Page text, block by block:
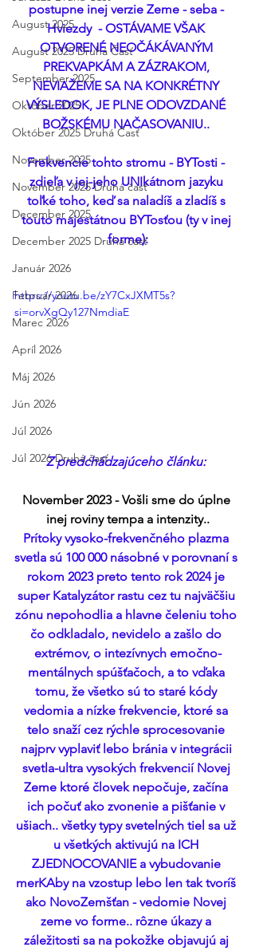
August 2025
August 2025 Druhá Časť
September 2025
Október 2025
Október 2025 Druhá Časť
November 2025
November 2025 Druhá časť
December 2025
December 2025 Druhá časť
Január 2026
Február 2026
Marec 2026
Apríl 2026
Máj 2026
Jún 2026
Júl 2026
Júl 2026 Druhá časť
postupne inej verzie Zeme - seba -
Hviezdy  - OSTÁVAME VŠAK
OTVORENÉ NEOČÁKÁVANÝM
PREKVAPKÁM A ZÁZRAKOM,
NEVIAŽEME SA NA KONKRÉTNY
VÝSLEDOK, JE PLNE ODOVZDANÉ
BOŽSKÉMU NAČASOVANIU..
Frekvencie tohto stromu - BYTosti -
zdieľa v jej-jeho UNIkátnom jazyku
toľké toho, keď sa naladíš a zladíš s
touto majestátnou BYTosťou (ty v inej
forme):
https://youtu.be/zY7CxJXMT5s?
si=orvXgQy127NmdiaE
Z predchádzajúceho článku:
November 2023 - Vošli sme do úplne
inej roviny tempa a intenzity..
Prítoky vysoko-frekvenčného plazma
svetla sú 100 000 násobné v porovnaní s
rokom 2023 preto tento rok 2024 je
super Katalyzátor rastu cez tu najväčšiu
zónu nepohodlia a hlavne čeleniu toho
čo odkladalo, nevidelo a zašlo do
extrémov, o intezívnych emočno-
mentálnych spúšťačoch, a to vďaka
tomu, že všetko sú to staré kódy
vedomia a nízke frekvencie, ktoré sa
telo snaží cez rýchle sprocesovanie
najprv vyplaviť lebo bránia v integrácii
svetla-ultra vysokých frekvencií Novej
Zeme ktoré človek nepočuje, začína
ich počuť ako zvonenie a pišťanie v
ušiach.. všetky typy svetelných tiel sa už
u všetkých aktivujú na ICH
ZJEDNOCOVANIE a vybudovanie
merKAby na vzostup lebo len tak tvoríš
ako NovoZemšťan - vedomie Novej
zeme vo forme.. rôzne úkazy a
záležitosti sa na pokožke objavujú aj